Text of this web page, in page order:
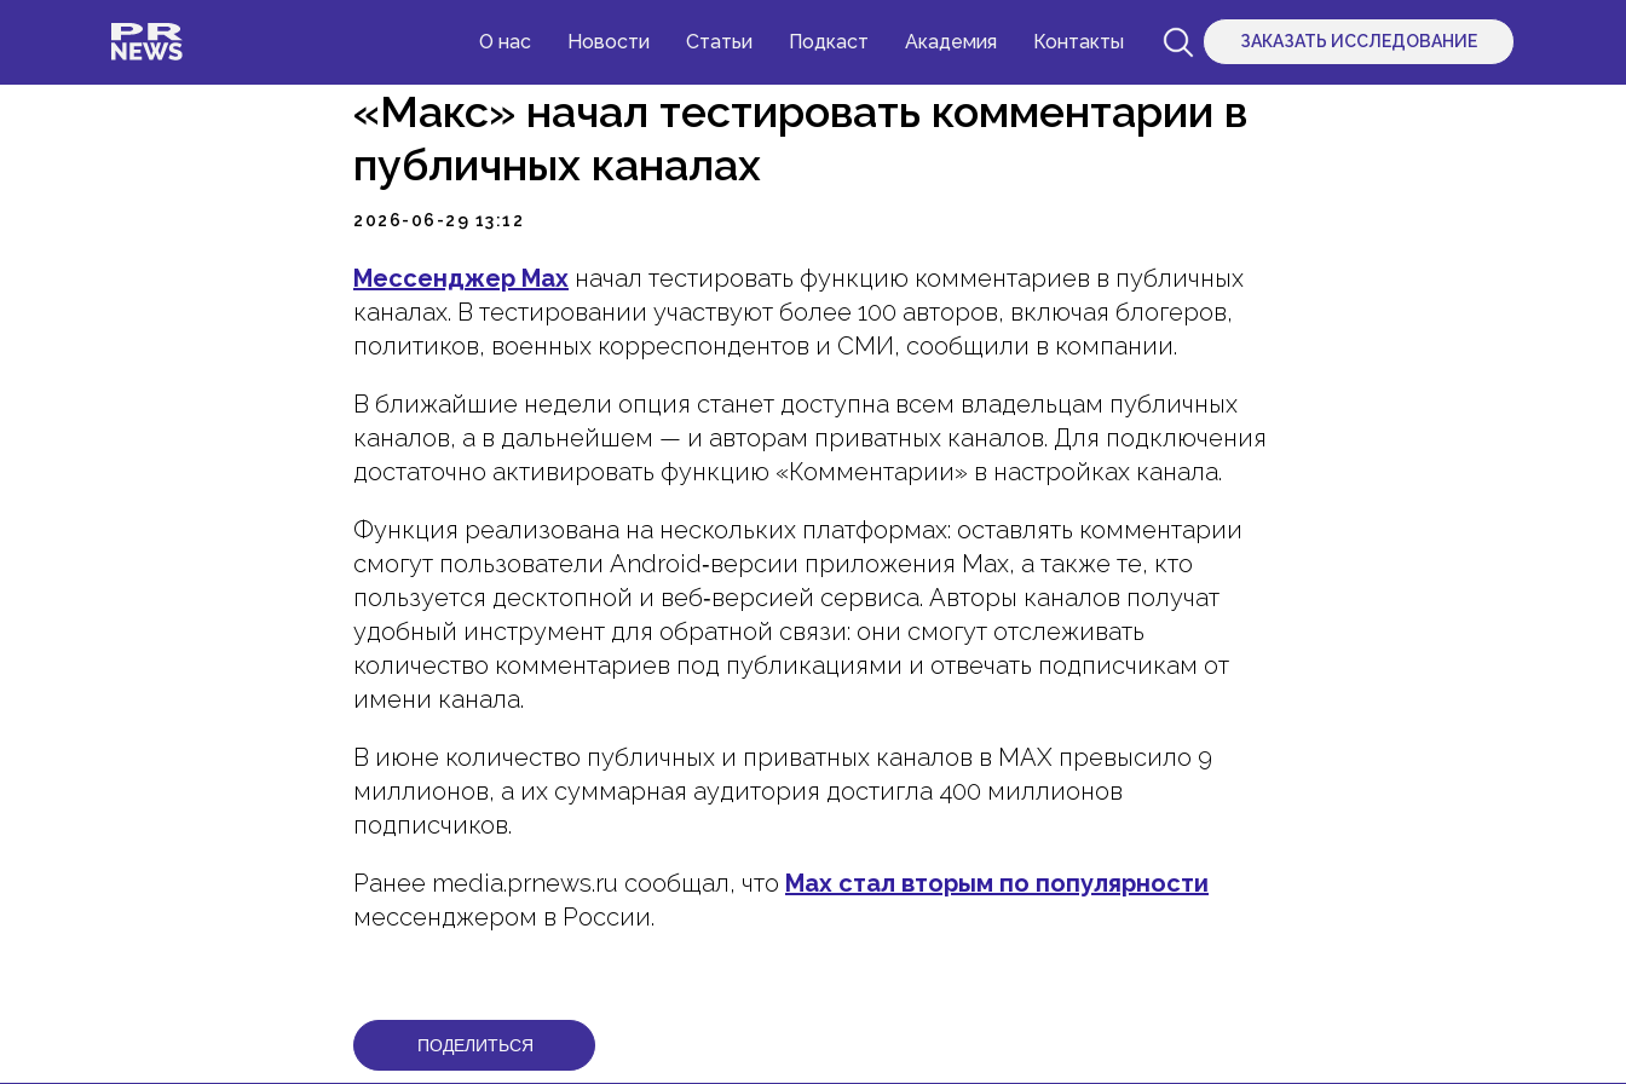
О нас Новости Статьи Подкаст Академия Контакты ЗАКАЗАТЬ ИССЛЕДОВАНИЕ
«Макс» начал тестировать комментарии в
публичных каналах
2026-06-29 13:12
Мессенджер Max начал тестировать функцию комментариев в публичных
каналах. В тестировании участвуют более 100 авторов, включая блогеров,
политиков, военных корреспондентов и СМИ, сообщили в компании.
В ближайшие недели опция станет доступна всем владельцам публичных
каналов, а в дальнейшем — и авторам приватных каналов. Для подключения
достаточно активировать функцию «Комментарии» в настройках канала.
Функция реализована на нескольких платформах: оставлять комментарии
смогут пользователи Android‑версии приложения Max, а также те, кто
пользуется десктопной и веб‑версией сервиса. Авторы каналов получат
удобный инструмент для обратной связи: они смогут отслеживать
количество комментариев под публикациями и отвечать подписчикам от
имени канала.
В июне количество публичных и приватных каналов в MAX превысило 9
миллионов, а их суммарная аудитория достигла 400 миллионов
подписчиков.
Ранее media.prnews.ru сообщал, что Max стал вторым по популярности
мессенджером в России.
ПОДЕЛИТЬСЯ